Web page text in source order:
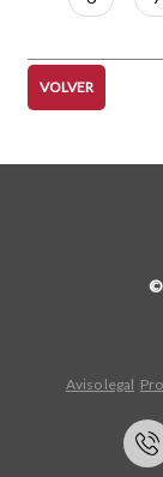
VOLVER
©
Aviso legal